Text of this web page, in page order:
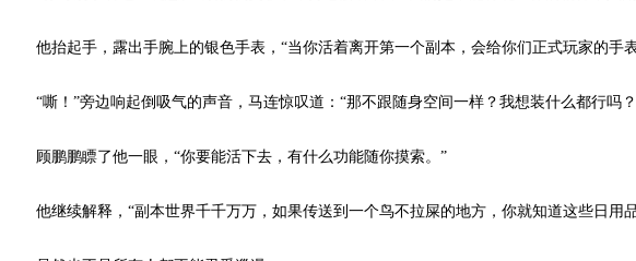
他抬起手，露出手腕上的银色手表，“当你活着离开第一个副本，会给你们正式玩家的手
“嘶！”旁边响起倒吸气的声音，马连惊叹道：“那不跟随身空间一样？我想装什么都行吗
顾鹏鹏瞟了他一眼，“你要能活下去，有什么功能随你摸索。”
他继续解释，“副本世界千千万万，如果传送到一个鸟不拉屎的地方，你就知道这些日用